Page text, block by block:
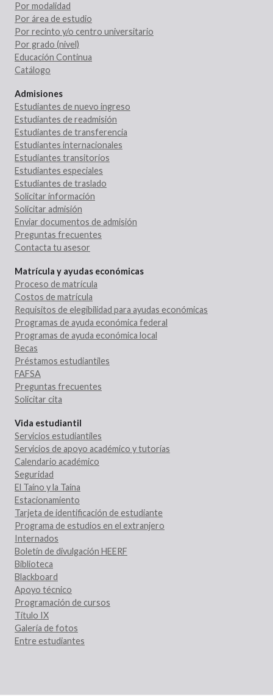
Por modalidad
Por área de estudio
Por recinto y/o centro universitario
Por grado (nivel)
Educación Continua
Catálogo
Admisiones
Estudiantes de nuevo ingreso
Estudiantes de readmisión
Estudiantes de transferencia
Estudiantes internacionales
Estudiantes transitorios
Estudiantes especiales
Estudiantes de traslado
Solicitar información
Solicitar admisión
Enviar documentos de admisión
Preguntas frecuentes
Contacta tu asesor
Matrícula y ayudas económicas
Proceso de matrícula
Costos de matrícula
Requisitos de elegibilidad para ayudas económicas
Programas de ayuda económica federal
Programas de ayuda económica local
Becas
Préstamos estudiantiles
FAFSA
Preguntas frecuentes
Solicitar cita
Vida estudiantil
Servicios estudiantiles
Servicios de apoyo académico y tutorías
Calendario académico
Seguridad
El Taíno y la Taína
Estacionamiento
Tarjeta de identificación de estudiante
Programa de estudios en el extranjero
Internados
Boletín de divulgación HEERF
Biblioteca
Blackboard
Apoyo técnico
Programación de cursos
Título IX
Galería de fotos
Entre estudiantes